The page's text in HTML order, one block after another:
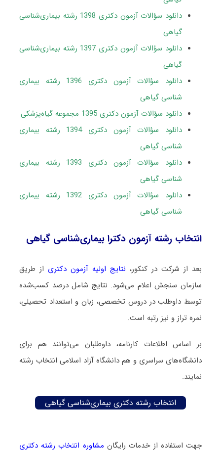
دانلود سؤالات آزمون دکتری 1398 رشته بیماری‌شناسی
گیاهی
دانلود سؤالات آزمون دکتری 1397 رشته بیماری‌شناسی
گیاهی
دانلود سؤالات آزمون دکتری 1396 رشته بیماری
شناسی گیاهی
دانلود سؤالات آزمون دکتری 1395 مجموعه گیاه‌پزشکی
دانلود سؤالات آزمون دکتری 1394 رشته بیماری
شناسی گیاهی
دانلود سؤالات آزمون دکتری 1393 رشته بیماری
شناسی گیاهی
دانلود سؤالات آزمون دکتری 1392 رشته بیماری
شناسی گیاهی
انتخاب رشته آزمون دکترا بیماری‌شناسی گیاهی
بعد از شرکت در کنکور، نتایج اولیه آزمون دکتری از طریق
سازمان سنجش اعلام می‌شود. نتایج شامل درصد کسب‌شده
توسط داوطلب در دروس تخصصی، زبان و استعداد تحصیلی،
نمره تراز و نیز رتبه است.
بر اساس اطلاعات کارنامه، داوطلبان می‌توانند هم برای
دانشگاه‌های سراسری و هم دانشگاه آزاد اسلامی انتخاب رشته
نمایند.
انتخاب رشته دکتری بیماری‌شناسی گیاهی
جهت استفاده از خدمات رایگان مشاوره انتخاب رشته دکتری